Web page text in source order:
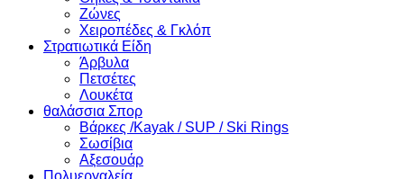
Ζώνες
Χειροπέδες & Γκλόπ
Στρατιωτικά Είδη
Άρβυλα
Πετσέτες
Λουκέτα
θαλάσσια Σπορ
Βάρκες /Kayak / SUP / Ski Rings
Σωσίβια
Αξεσουάρ
Πολυεργαλεία